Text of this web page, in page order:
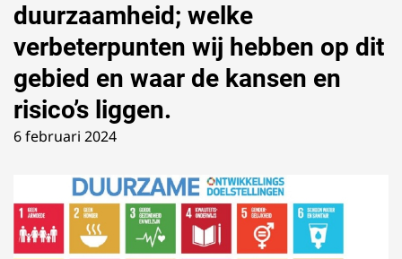
duurzaamheid; welke
verbeterpunten wij hebben op dit
gebied en waar de kansen en
risico’s liggen.
6 februari 2024